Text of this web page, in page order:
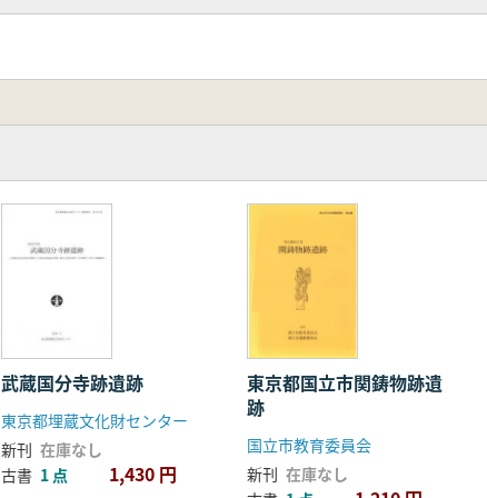
武蔵国分寺跡遺跡
東京都埋蔵文化財センター
新刊 在庫なし
古書 1 点 1,430 円
東京都国立市関鋳物跡遺
跡
国立市教育委員会
新刊 在庫なし